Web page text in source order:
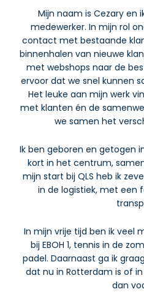
Mijn naam is Cezary en
medewerker. In mijn rol
contact met bestaande
binnenhalen van nieuwe
met webshops naar de
ervoor dat we snel kunnen
Het leuke aan mijn werk
met klanten én de
we samen het
Ik ben geboren en getogen
kort in het centrum,
mijn start bij QLS heb ik
in de logistiek, met een
In mijn vrije tijd ben ik veel
bij EBOH 1, tennis in de
padel. Daarnaast ga ik
dat nu in Rotterdam is of
dan